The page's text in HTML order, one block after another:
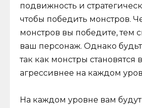
подвижность и
чтобы победить монстров.
монстров вы победите, тем
ваш персонаж. Однако
так как монстры становятся
агрессивнее на каждом
На каждом уровне вам